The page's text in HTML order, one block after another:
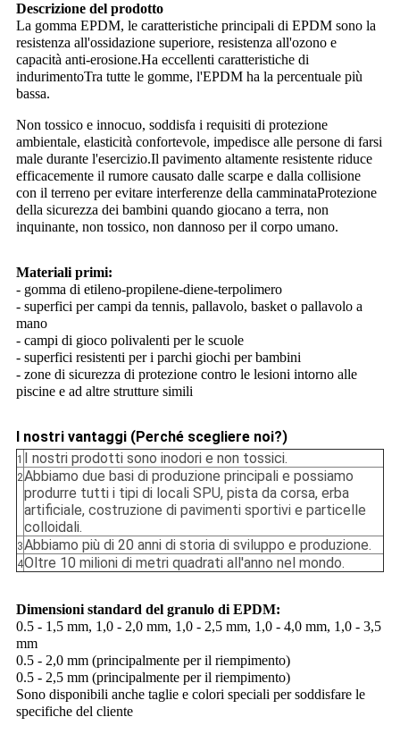
Descrizione del prodotto
La gomma EPDM, le caratteristiche principali di EPDM sono la
resistenza all'ossidazione superiore, resistenza all'ozono e
capacità anti-erosione.Ha eccellenti caratteristiche di
indurimentoTra tutte le gomme, l'EPDM ha la percentuale più
bassa.
Non tossico e innocuo, soddisfa i requisiti di protezione
ambientale, elasticità confortevole, impedisce alle persone di farsi
male durante l'esercizio.Il pavimento altamente resistente riduce
efficacemente il rumore causato dalle scarpe e dalla collisione
con il terreno per evitare interferenze della camminataProtezione
della sicurezza dei bambini quando giocano a terra, non
inquinante, non tossico, non dannoso per il corpo umano.
Materiali primi:
- gomma di etileno-propilene-diene-terpolimero
- superfici per campi da tennis, pallavolo, basket o pallavolo a
mano
- campi di gioco polivalenti per le scuole
- superfici resistenti per i parchi giochi per bambini
- zone di sicurezza di protezione contro le lesioni intorno alle
piscine e ad altre strutture simili
I nostri vantaggi (Perché scegliere noi?)
1 I nostri prodotti sono inodori e non tossici.
2Abbiamo due basi di produzione principali e possiamo
produrre tutti i tipi di locali SPU, pista da corsa, erba
artificiale, costruzione di pavimenti sportivi e particelle
colloidali.
3Abbiamo più di 20 anni di storia di sviluppo e produzione.
4Oltre 10 milioni di metri quadrati all'anno nel mondo.
Dimensioni standard del granulo di EPDM:
0.5 - 1,5 mm, 1,0 - 2,0 mm, 1,0 - 2,5 mm, 1,0 - 4,0 mm, 1,0 - 3,5
mm
0.5 - 2,0 mm (principalmente per il riempimento)
0.5 - 2,5 mm (principalmente per il riempimento)
Sono disponibili anche taglie e colori speciali per soddisfare le
specifiche del cliente